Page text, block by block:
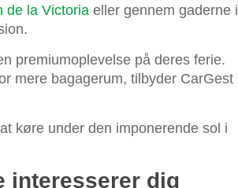
de la Victoria eller gennem gaderne i
premiumoplevelse på deres ferie.
mere bagagerum, tilbyder CarGest
køre under den imponerende sol i
interesserer dig